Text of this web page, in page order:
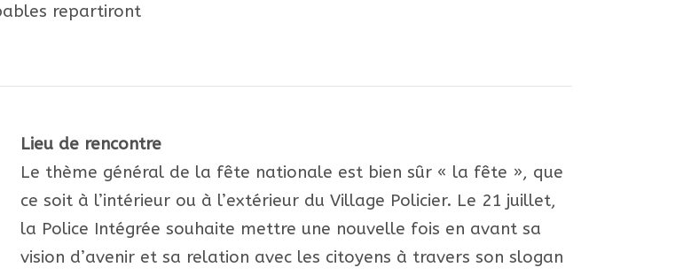
repartiront
Lieu de rencontre
Le thème général de la fête nationale est bien sûr « la fête », que
ce soit à l’intérieur ou à l’extérieur du Village Policier. Le 21 juillet,
la Police Intégrée souhaite mettre une nouvelle fois en avant sa
vision d’avenir et sa relation avec les citoyens à travers son slogan